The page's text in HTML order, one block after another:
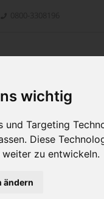
wichtig
Targeting
Diese
zu entwickeln.
ändern